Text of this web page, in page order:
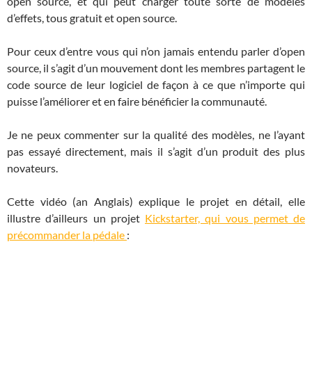
d’effets, tous gratuit et open source.
Pour ceux d’entre vous qui n’on jamais entendu parler d’open
source, il s’agit d’un mouvement dont les membres partagent le
code source de leur logiciel de façon à ce que n’importe qui
puisse l’améliorer et en faire bénéficier la communauté.
Je ne peux commenter sur la qualité des modèles, ne l’ayant
pas essayé directement, mais il s’agit d’un produit des plus
novateurs.
Cette vidéo (an Anglais) explique le projet en détail, elle
illustre d’ailleurs un projet Kickstarter, qui vous permet de
précommander la pédale :